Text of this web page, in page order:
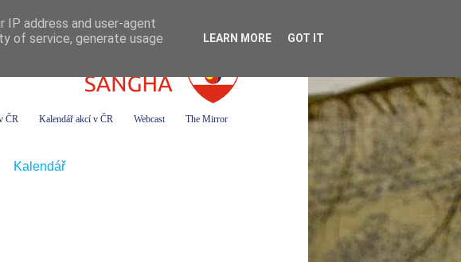
ČR Kalendář akcí v ČR Webcast The Mirror
Kalendář
IP address and user-agent
of service, generate usage
LEARN MORE GOT IT